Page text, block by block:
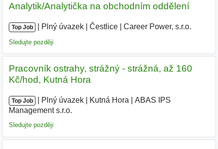
Analytik/Analytička na obchodním oddělení
Top Job Plný úvazek Čestlice Career Power, s.r.o.
Sledujte později
Pracovník ostrahy, strážný - strážná, až 160
Kč/hod, Kutná Hora
Top Job Plný úvazek Kutná Hora
ABAS IPS
Management s.r.o.
Sledujte později